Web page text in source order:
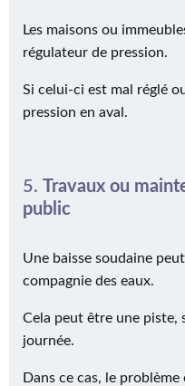
Les maisons ou
régulateur de pression.
Si celui-ci est mal réglé
pression en aval.
5.
Travaux ou
public
Une baisse soudaine
compagnie des eaux.
Cela peut être une piste,
journée.
Dans ce cas, le